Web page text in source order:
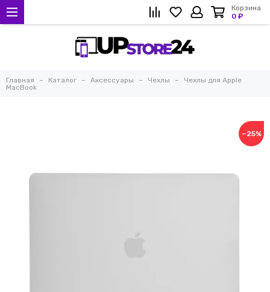
Корзина
0 ₽
Главная Каталог Аксессуары Чехлы
Чехлы для Apple
MacBook
−25%